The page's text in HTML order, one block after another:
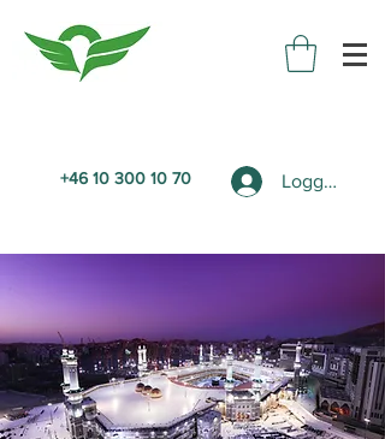
+46 10 300 10 70 Logga in